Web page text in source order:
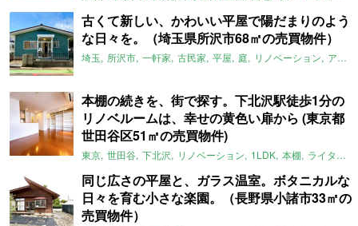
古くて新しい、かわいい平屋で陽だまりのよう
な日々を。（埼玉県所沢市68㎡の売買物件）
埼玉 所沢市 一軒家 古民家 平屋 庭 リノベーション アメリカンハウス
本棚の続きを、街で探す。下北沢駅徒歩1分の
リノベルームは、幸せの黄色い扉から (東京都
世田谷区51㎡の売買物件)
東京 世田谷 下北沢 リノベーション 1LDK 本棚 ライター：ほしりょうこ
同じ広さの平屋と、ガラス温室。ボタニカルな
日々を育む小さな楽園。（長野県小諸市33㎡の
売買物件）